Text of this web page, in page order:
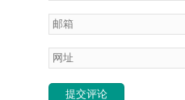
提交评论